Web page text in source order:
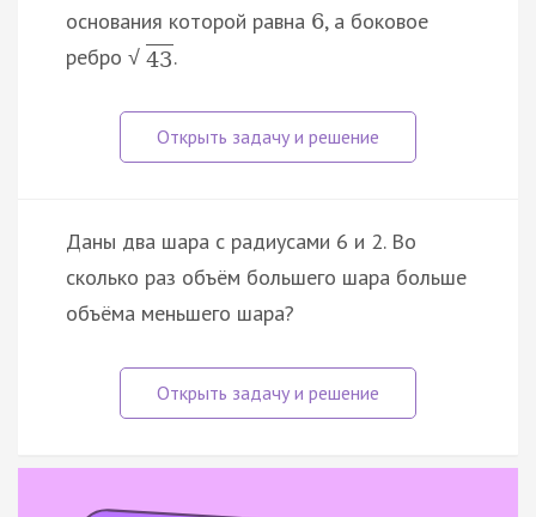
основания которой равна 6, а боковое
ребро √ 43.
Даны два шара с радиусами 6 и 2. Во
сколько раз объём большего шара больше
объёма меньшего шара?